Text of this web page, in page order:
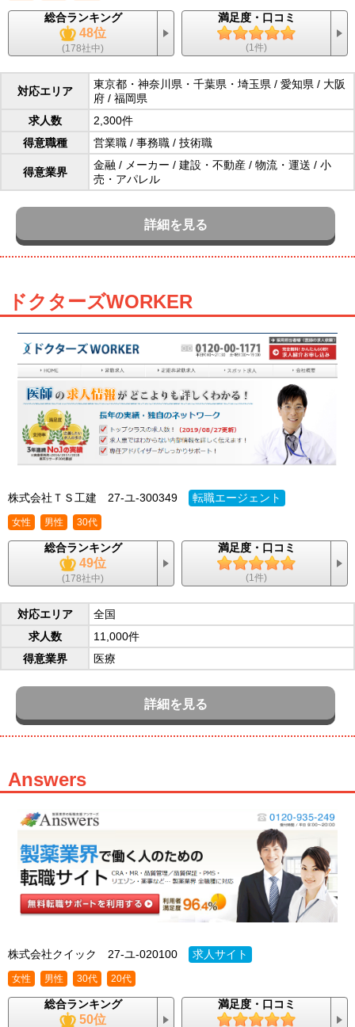
総合ランキング
48位
(178社中)
満足度・口コミ
(1件)
対応エリア
東京都・神奈川県・千葉県・埼玉県 / 愛知県 / 大阪
府 / 福岡県
求人数
2,300件
得意職種
営業職 / 事務職 / 技術職
得意業界
金融 / メーカー / 建設・不動産 / 物流・運送 / 小
売・アパレル
詳細を見る
ドクターズWORKER
株式会社ＴＳ工建 27-ユ-300349 転職エージェント
女性 男性 30代
総合ランキング
49位
(178社中)
満足度・口コミ
(1件)
対応エリア
全国
求人数
11,000件
得意業界
医療
詳細を見る
Answers
株式会社クイック 27-ユ-020100 求人サイト
女性 男性 30代 20代
総合ランキング
50位
満足度・口コミ